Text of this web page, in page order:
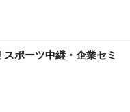
ポーツ中継・企業セミ